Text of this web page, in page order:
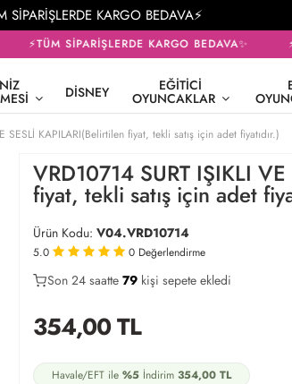
SİPARİŞLERDE KARGO BEDAVA⚡
⚡TÜM SİPARİŞLERDE KARGO BEDAVA✨
DISNEY EĞITICI
OYUNCAKLAR
SESLİ KAPILARI(Belirtilen fiyat, tekli satış için adet fiyatıdır.)
VRD10714 SURT IŞIKLI
fiyat, tekli satış için adet
Ürün Kodu: V04.VRD10714
5.0 0 Değerlendirme
40
Son 24 saatte 79kişi sepete ekledi
30
354,00TL
Havale/EFT ile %5İndirim 354,00TL